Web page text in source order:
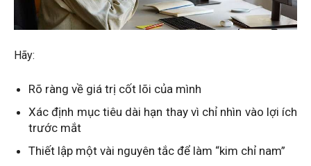
Hãy:
Rõ ràng về giá trị cốt lõi của mình
Xác định mục tiêu dài hạn thay vì chỉ nhìn vào lợi ích
trước mắt
Thiết lập một vài nguyên tắc để làm “kim chỉ nam”